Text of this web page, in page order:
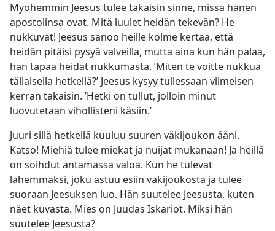
Myöhemmin Jeesus tulee takaisin sinne, missä hänen
apostolinsa ovat. Mitä luulet heidän tekevän? He
nukkuvat! Jeesus sanoo heille kolme kertaa, että
heidän pitäisi pysyä valveilla, mutta aina kun hän palaa,
hän tapaa heidät nukkumasta. ’Miten te voitte nukkua
tällaisella hetkellä?’ Jeesus kysyy tullessaan viimeisen
kerran takaisin. ’Hetki on tullut, jolloin minut
luovutetaan vihollisteni käsiin.’
Juuri sillä hetkellä kuuluu suuren väkijoukon ääni.
Katso! Miehiä tulee miekat ja nuijat mukanaan! Ja heillä
on soihdut antamassa valoa. Kun he tulevat
lähemmäksi, joku astuu esiin väkijoukosta ja tulee
suoraan Jeesuksen luo. Hän suutelee Jeesusta, kuten
näet kuvasta. Mies on Juudas Iskariot. Miksi hän
suutelee Jeesusta?